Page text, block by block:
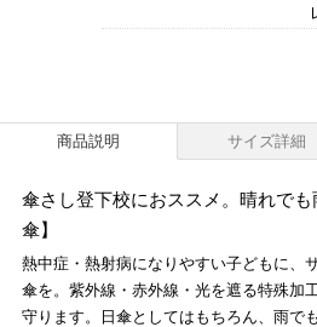
商品説明 サイズ詳細
傘さし登下校におススメ。晴れで
傘】
熱中症・熱射病になりやすい子どもに、
傘を。紫外線・赤外線・光を遮る特殊加
守ります。日傘としてはもちろん、雨で